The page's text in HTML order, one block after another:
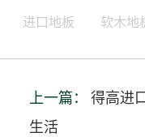
进口地板 软木地
上一篇：
得高进
生活